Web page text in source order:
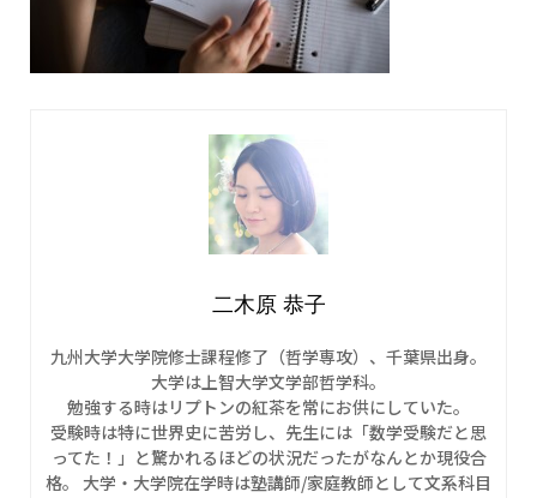
二木原 恭子
九州大学大学院修士課程修了（哲学専攻）、千葉県出身。
大学は上智大学文学部哲学科。
勉強する時はリプトンの紅茶を常にお供にしていた。
受験時は特に世界史に苦労し、先生には「数学受験だと思
ってた！」と驚かれるほどの状況だったがなんとか現役合
格。 大学・大学院在学時は塾講師/家庭教師として文系科目